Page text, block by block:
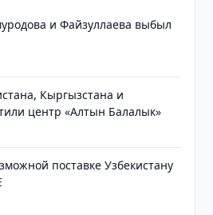
и Файзуллаева выбыл
Кыргызстана и
центр «Алтын Балалык»
поставке Узбекистану